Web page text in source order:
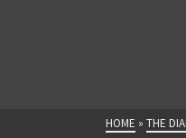
HOME » THE